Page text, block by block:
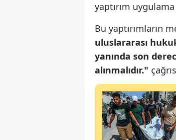
yaptırım
Bu yaptırımların
uluslararası
yanında son
alınmalıdır."